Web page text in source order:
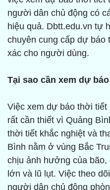
người dân chủ động có
hiệu quả. Dbtt.edu.vn tự
chuyên cung cấp dự báo
xác cho người dùng.
Tại sao cần xem dự
Việc xem dự báo thời
rất cần thiết vì Quảng
thời tiết khắc nghiệt và
Bình nằm ở vùng Bắc
chịu ảnh hưởng của
lớn và lũ lụt. Việc theo
người dân chủ động